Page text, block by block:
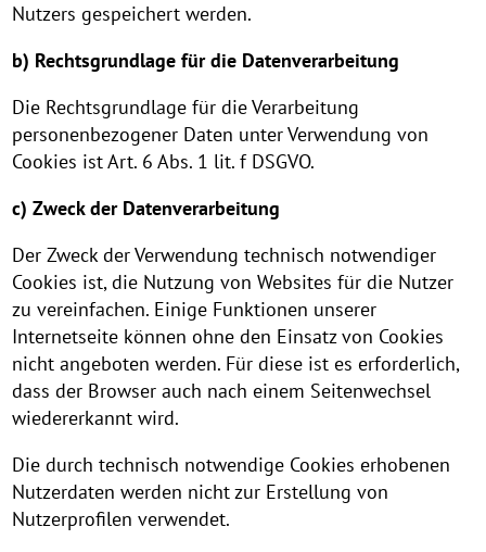
Nutzers gespeichert werden.
b) Rechtsgrundlage für die Datenverarbeitung
Die Rechtsgrundlage für die Verarbeitung
personenbezogener Daten unter Verwendung von
Cookies ist Art. 6 Abs. 1 lit. f DSGVO.
c) Zweck der Datenverarbeitung
Der Zweck der Verwendung technisch notwendiger
Cookies ist, die Nutzung von Websites für die Nutzer
zu vereinfachen. Einige Funktionen unserer
Internetseite können ohne den Einsatz von Cookies
nicht angeboten werden. Für diese ist es erforderlich,
dass der Browser auch nach einem Seitenwechsel
wiedererkannt wird.
Die durch technisch notwendige Cookies erhobenen
Nutzerdaten werden nicht zur Erstellung von
Nutzerprofilen verwendet.